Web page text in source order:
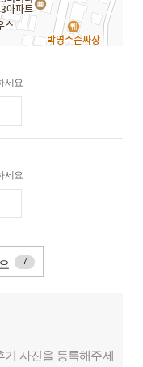
세요
세요
7
사진을 등록해주세